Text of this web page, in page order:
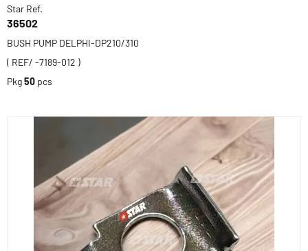
Star Ref.
36502
BUSH PUMP DELPHI-DP210/310
( REF/ -7189-012 )
Pkg50 pcs